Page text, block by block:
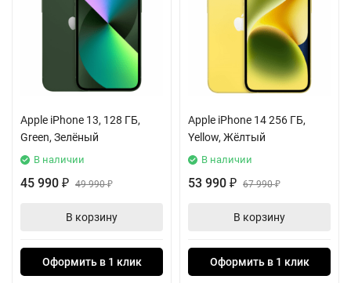
Apple iPhone 13, 128 ГБ,
Green, Зелёный
В наличии
45 990 ₽ 49 990₽
В корзину
Оформить в 1 клик
Apple iPhone 14 256 ГБ,
Yellow, Жёлтый
В наличии
53 990 ₽ 67 990₽
В корзину
Оформить в 1 клик